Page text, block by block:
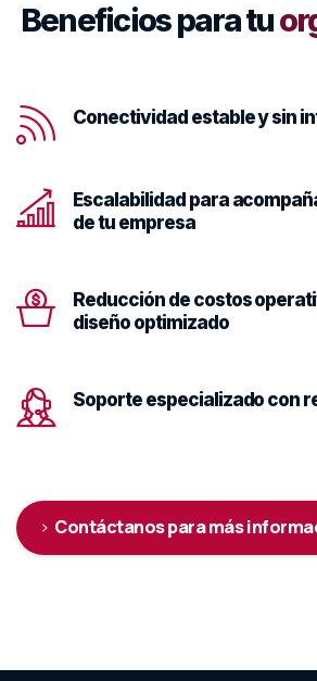
Beneficios para tu
Conectividad estable y sin
Escalabilidad para
de tu empresa
Reducción de costos
diseño optimizado
Soporte especializado con
Contáctanos para más